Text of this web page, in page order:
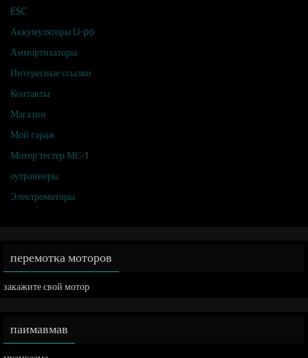
ESC
Аккумуляторы Li-po
Аммортизаторы
Интересные ссылки
Контакты
Магазин
Мой гараж
Мотор тестер МС-1
оутраннеры
Электромоторы
перемотка моторов
закажите свой мотор
паимавмав